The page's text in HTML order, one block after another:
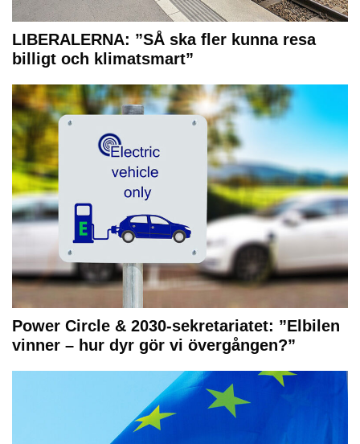
LIBERALERNA: ”SÅ ska fler kunna resa
billigt och klimatsmart”
Power Circle & 2030-sekretariatet: ”Elbilen
vinner – hur dyr gör vi övergången?”